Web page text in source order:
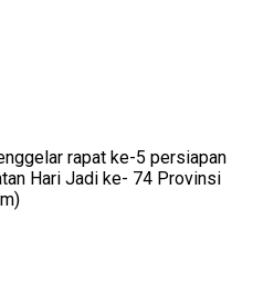
rapat ke-5 persiapan
Hari Jadi ke- 74 Provinsi